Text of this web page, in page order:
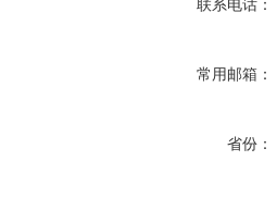
联系电话：
常用邮箱：
省份：